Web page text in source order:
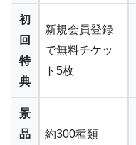
初
回
特
典
新規会員登録
で無料チケッ
ト5枚
景
品
約300種類